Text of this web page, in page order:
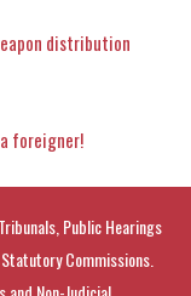
distribution
foreigner!
Public Hearings
Commissions.